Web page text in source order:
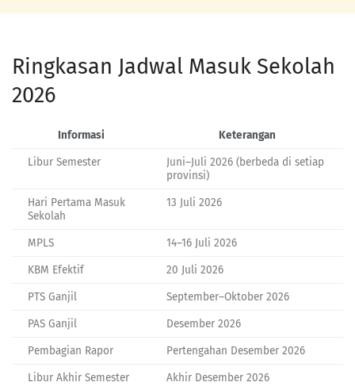
Ringkasan Jadwal Masuk Sekolah
2026
Informasi
Keterangan
Libur Semester
Juni–Juli 2026 (berbeda di setiap
provinsi)
Hari Pertama Masuk
Sekolah
13 Juli 2026
MPLS
14–16 Juli 2026
KBM Efektif
20 Juli 2026
PTS Ganjil
September–Oktober 2026
PAS Ganjil
Desember 2026
Pembagian Rapor
Pertengahan Desember 2026
Libur Akhir Semester
Akhir Desember 2026